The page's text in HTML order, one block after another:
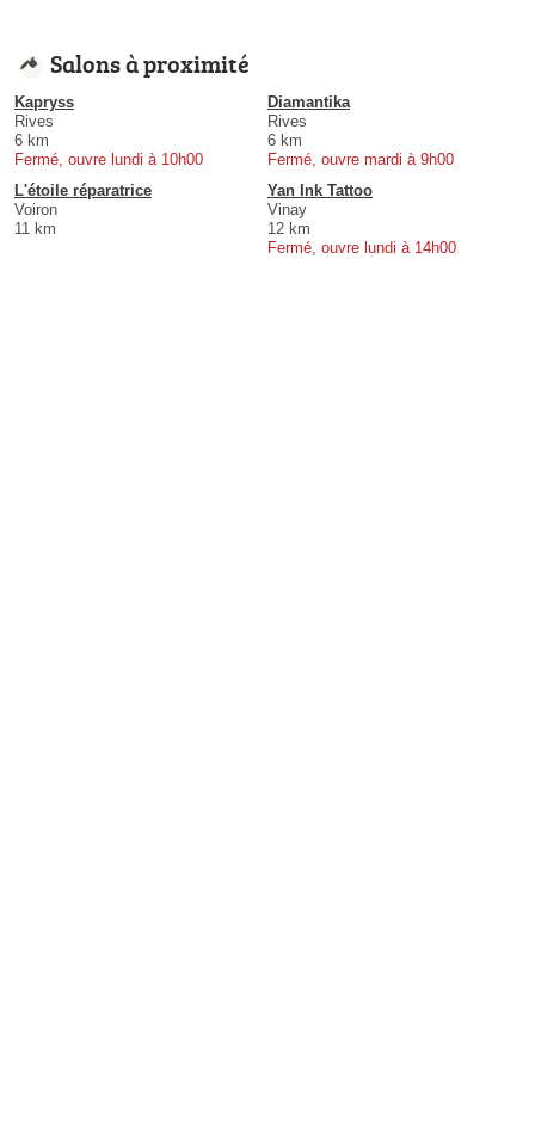
Salons à proximité
Kapryss
Rives
6 km
Fermé, ouvre lundi à 10h00
Diamantika
Rives
6 km
Fermé, ouvre mardi à 9h00
L'étoile réparatrice
Voiron
11 km
Yan Ink Tattoo
Vinay
12 km
Fermé, ouvre lundi à 14h00